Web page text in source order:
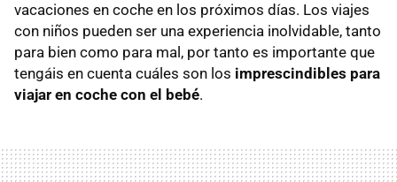
vacaciones en coche en los próximos días. Los viajes
con niños pueden ser una experiencia inolvidable, tanto
para bien como para mal, por tanto es importante que
tengáis en cuenta cuáles son los imprescindibles para
viajar en coche con el bebé.